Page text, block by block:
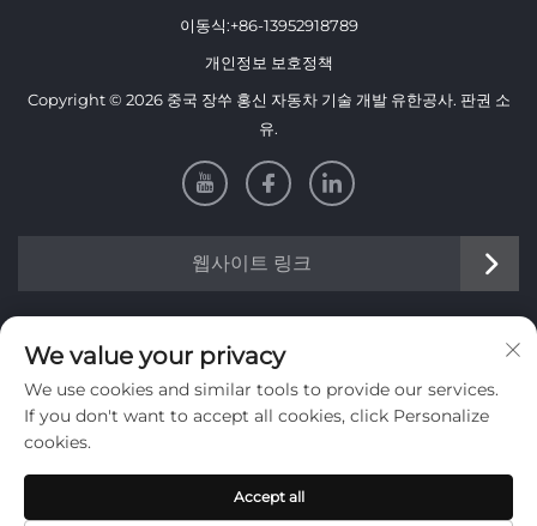
이동식:+86-13952918789
개인정보 보호정책
Copyright © 2026 중국 장쑤 홍신 자동차 기술 개발 유한공사. 판권 소
유.
웹사이트 링크
주간 뉴스레터를 받으려면 가입하세요
We value your privacy
We use cookies and similar tools to provide our services.
If you don't want to accept all cookies, click Personalize
cookies.
Accept all